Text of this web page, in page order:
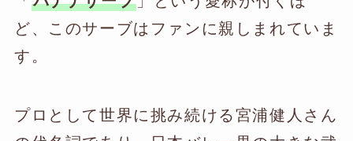
ど、このサーブはファンに親しまれていま
す。
プロとして世界に挑み続ける宮浦健人さん